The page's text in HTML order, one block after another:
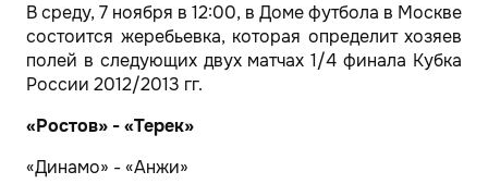
В среду, 7 ноября в 12:00, в Доме футбола в Москве
состоится жеребьевка, которая определит хозяев
полей в следующих двух матчах 1/4 финала Кубка
России 2012/2013 гг.
«Ростов» - «Терек»
«Динамо» - «Анжи»